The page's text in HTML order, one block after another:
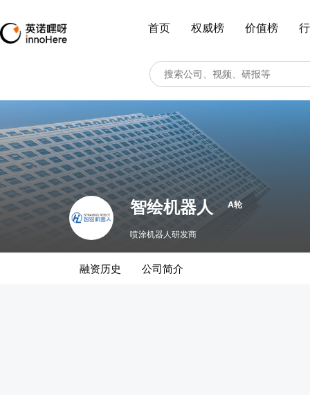
首页 权威榜 价值榜
智绘机器人 A轮
喷涂机器人研发商
融资历史 公司简介